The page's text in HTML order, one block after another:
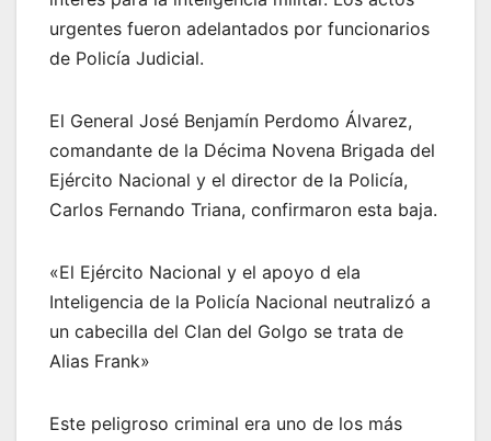
urgentes fueron adelantados por funcionarios
de Policía Judicial.
El General José Benjamín Perdomo Álvarez,
comandante de la Décima Novena Brigada del
Ejército Nacional y el director de la Policía,
Carlos Fernando Triana, confirmaron esta baja.
«El Ejército Nacional y el apoyo d ela
Inteligencia de la Policía Nacional neutralizó a
un cabecilla del Clan del Golgo se trata de
Alias Frank»
Este peligroso criminal era uno de los más